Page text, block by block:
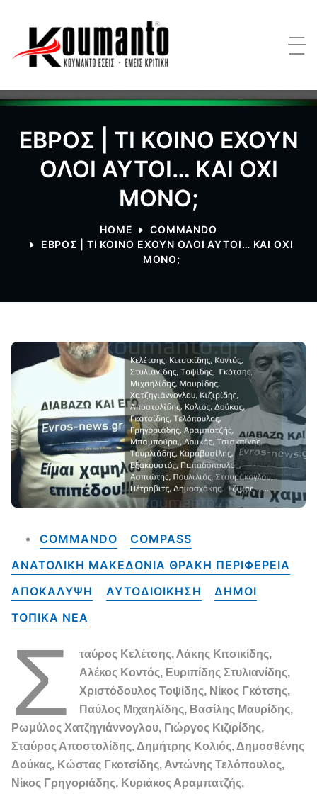
ΕΒΡΟΣ | ΤΙ ΚΟΙΝΟ ΕΧΟΥΝ
ΟΛΟΙ ΑΥΤΟΙ… ΚΑΙ ΟΧΙ
ΜΟΝΟ;
HOME
COMMANDO
ΕΒΡΟΣ | ΤΙ ΚΟΙΝΟ ΕΧΟΥΝ ΟΛΟΙ ΑΥΤΟΙ… ΚΑΙ ΟΧΙ
ΜΟΝΟ;
COMMANDO
COMPASS
ΑΝΑΤΟΛΙΚΗ ΜΑΚΕΔΟΝΙΑ ΘΡΑΚΗ ΠΕΡΙΦΕΡΕΙΑ
ΑΠΟΚΑΛΥΨΗ
ΑΥΤΟΔΙΟΙΚΗΣΗ
ΔΗΜΟΙ
ΤΟΠΙΚΑ NEA
Σ
ταύρος Κελέτσης, Λάκης Κιτσικίδης,
Αλέκος Κοντός, Ευριπίδης Στυλιανίδης,
Χριστόδουλος Τοψίδης, Νίκος Γκότσης,
Παύλος Μιχαηλίδης, Βασίλης Μαυρίδης,
Ρωμύλος Χατζηγιάννογλου, Γιώργος Κιζιρίδης,
Σταύρος Αποστολίδης, Δημήτρης Κολιός, Δημοσθένης
Δούκας, Κώστας Γκοτσίδης, Αντώνης Τελόπουλος,
Νίκος Γρηγοριάδης, Κυριάκος Αραμπατζής,